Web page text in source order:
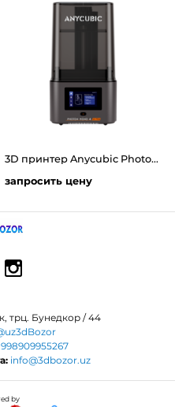
3D принтер Anycubic Photon Mono 4 Ultra
запросить цену
трц. Бунедкор / 44
info@3dbozor.uz
by